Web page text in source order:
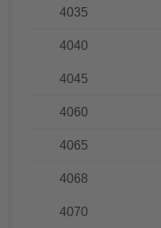
4035
4040
4045
4060
4065
4068
4070